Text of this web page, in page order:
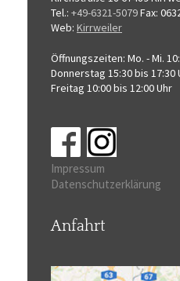
Tel.: +49-6321-5079Fax:
Web: Kirrweiler
Öffnungszeiten: Mo. - Mi.
Donnerstag 15:30 bis 17:30
Freitag 10:00 bis 12:00 Uhr
Impressum
Datenschutzerklärung
Anfahrt